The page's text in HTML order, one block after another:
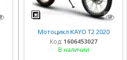
Мотоцикл KAYO T2 2020
Код: 1606453027
В наличии